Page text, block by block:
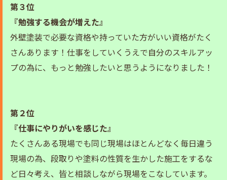
第３位
『勉強する機会が増えた』
外壁塗装で必要な資格や持っていた方がいい資格がたく
さんあります！仕事をしていくうえで自分のスキルアッ
プの為に、もっと勉強したいと思うようになりました！
第２位
『仕事にやりがいを感じた』
たくさんある現場でも同じ現場はほとんどなく毎日違う
現場の為、段取りや塗料の性質を生かした施工をするな
ど日々考え、皆と相談しながら現場をこなしています。